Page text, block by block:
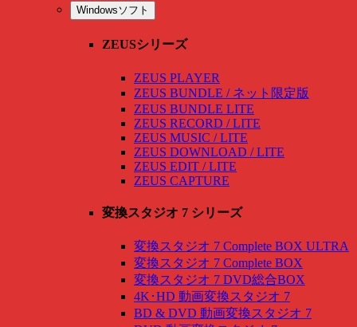
Windowsソフト
ZEUSシリーズ
ZEUS PLAYER
ZEUS BUNDLE / ネット限定版
ZEUS BUNDLE LITE
ZEUS RECORD / LITE
ZEUS MUSIC / LITE
ZEUS DOWNLOAD / LITE
ZEUS EDIT / LITE
ZEUS CAPTURE
変換スタジオ 7 シリーズ
変換スタジオ 7 Complete BOX ULTRA
変換スタジオ 7 Complete BOX
変換スタジオ 7 DVD総合BOX
4K･HD 動画変換スタジオ 7
BD & DVD 動画変換スタジオ 7